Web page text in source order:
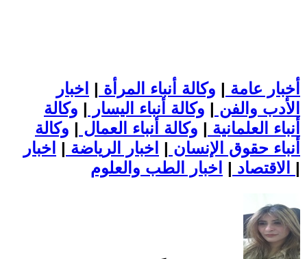
أخبار عامة | وكالة أنباء المرأة | اخبار
الأدب والفن | وكالة أنباء اليسار | وكالة
أنباء العلمانية | وكالة أنباء العمال | وكالة
أنباء حقوق الإنسان | اخبار الرياضة | اخبار
الاقتصاد | |